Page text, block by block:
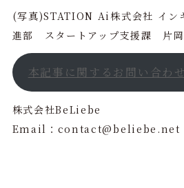
(写真)STATION Ai株式会社 イン
進部 スタートアップ支援課 片岡
本記事に関するお問い合わ
株式会社BeLiebe
Email：contact@beliebe.net